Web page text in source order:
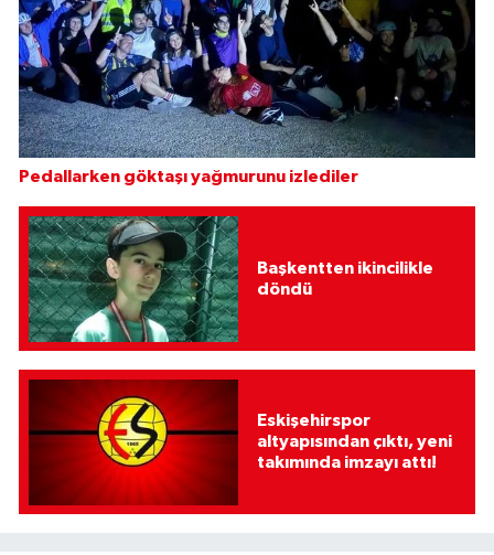
Pedallarken göktaşı yağmurunu izlediler
Başkentten ikincilikle
döndü
Eskişehirspor
altyapısından çıktı, yeni
takımında imzayı attı!